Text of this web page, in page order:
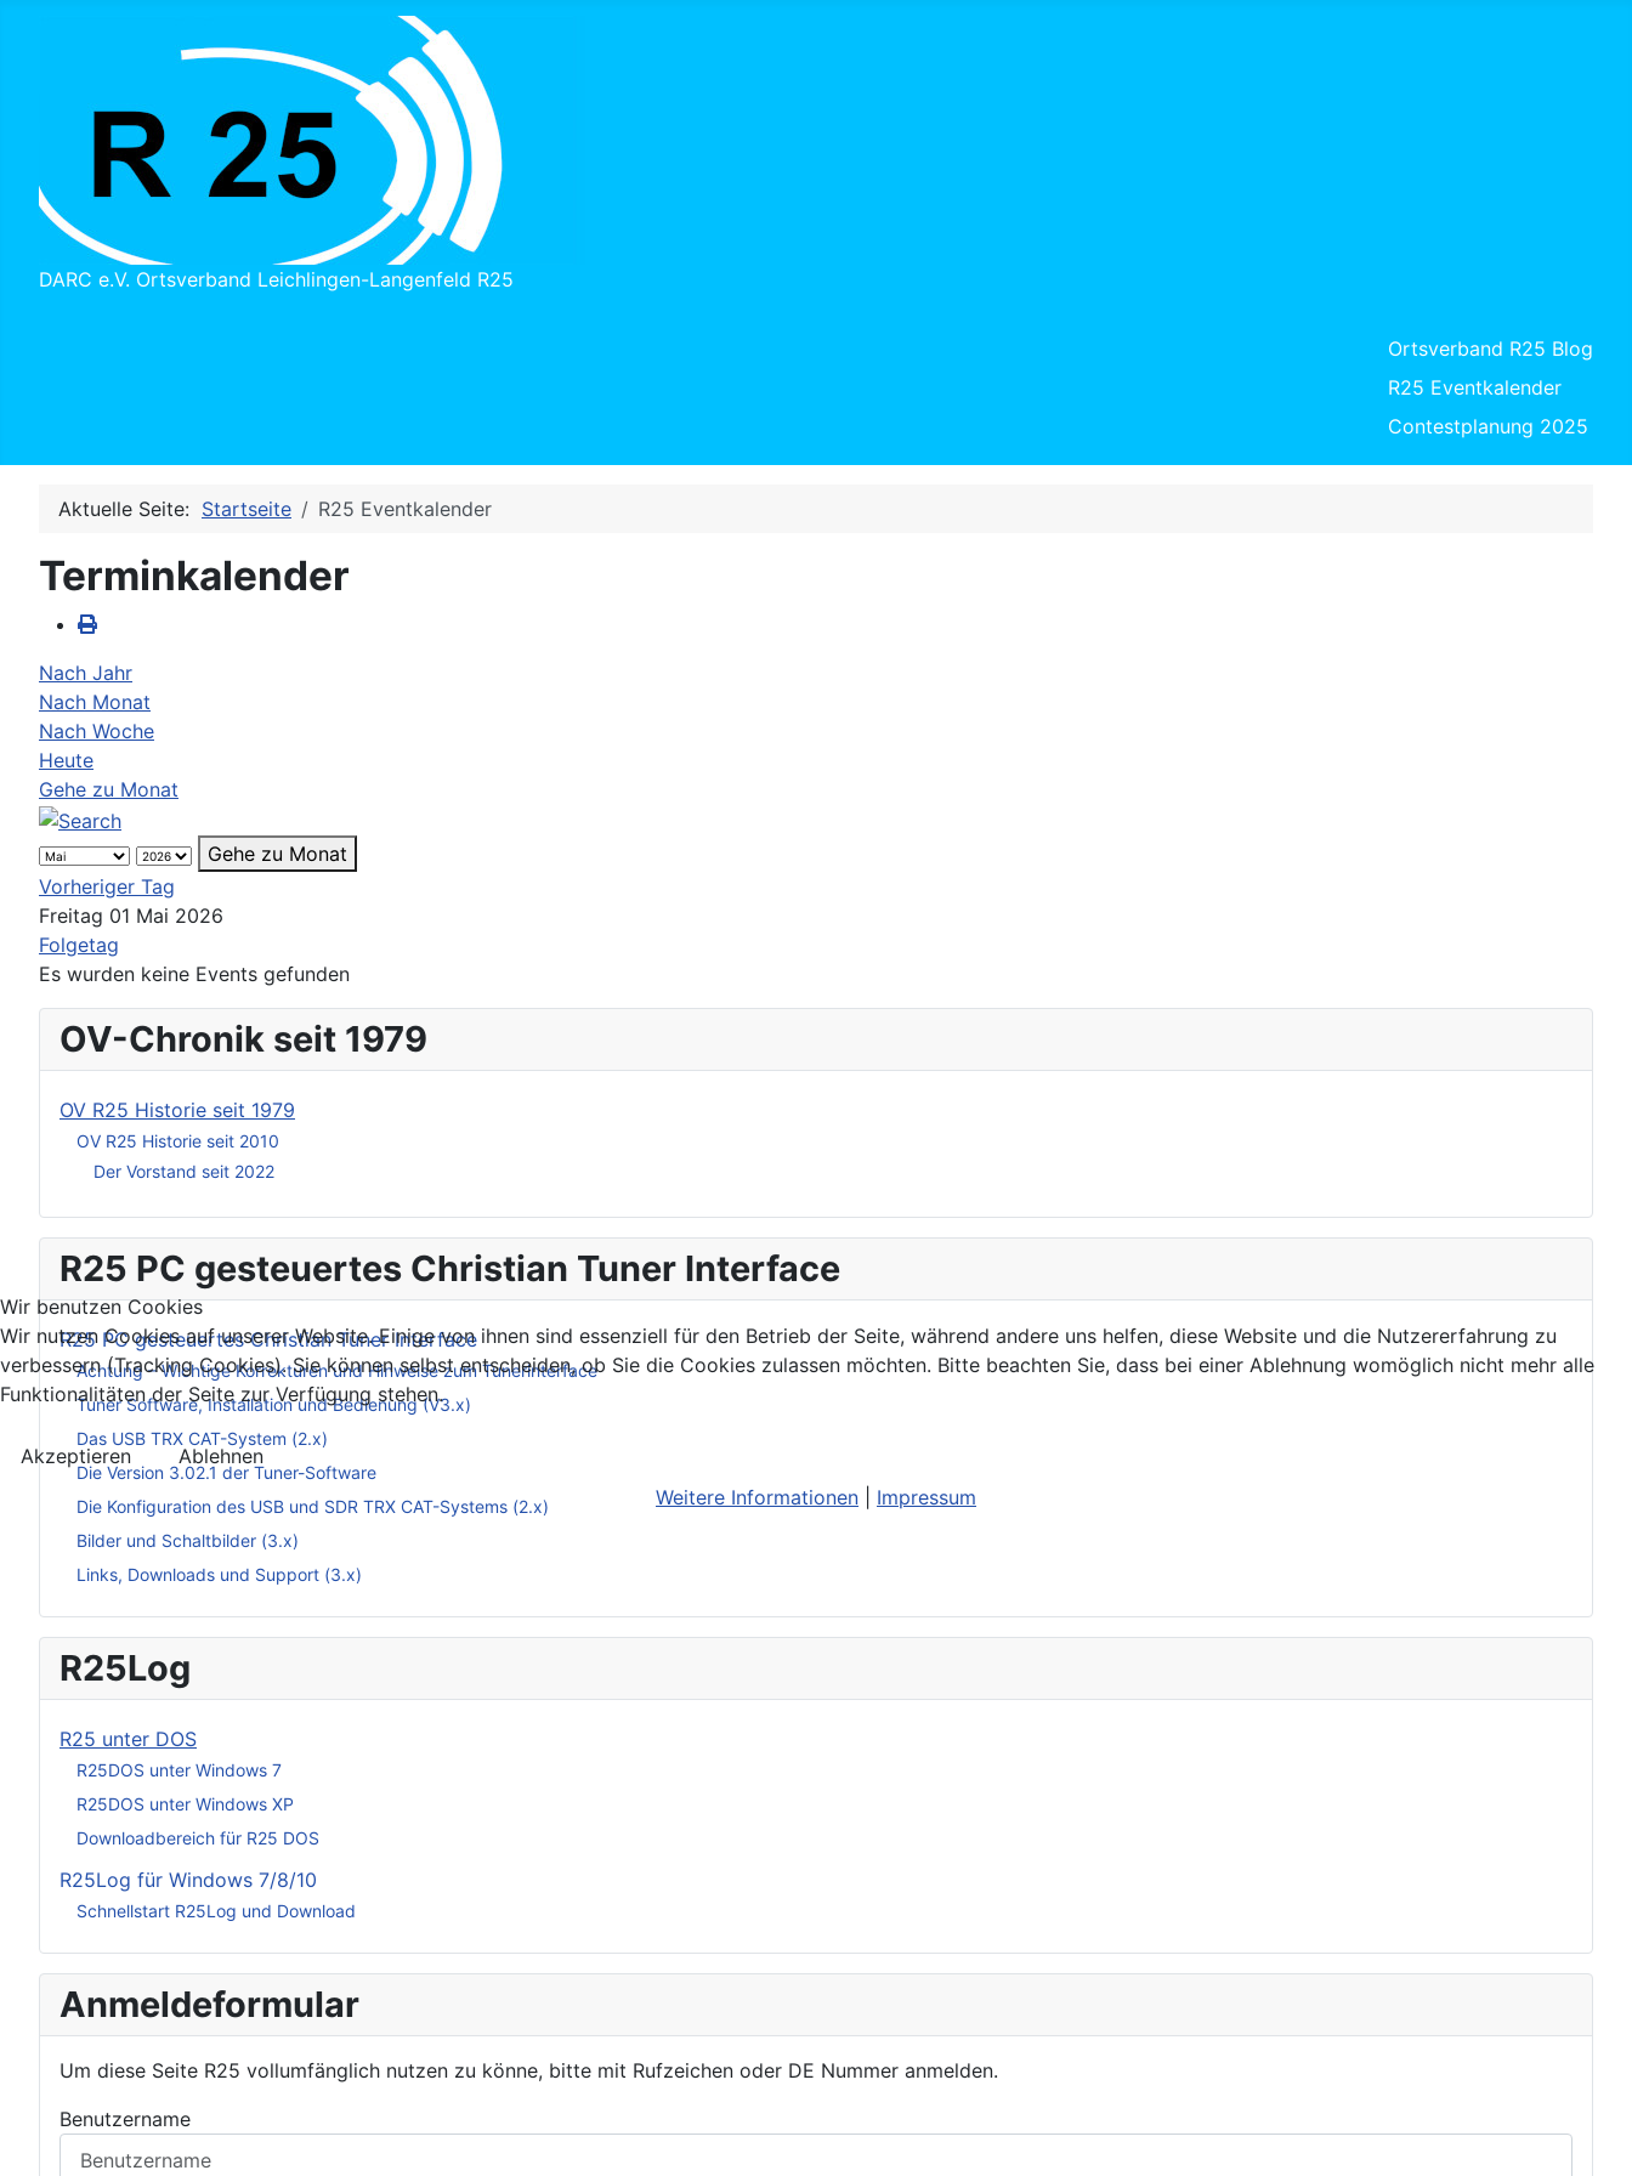
DARC e.V. Ortsverband Leichlingen-Langenfeld R25
Ortsverband R25 Blog
R25 Eventkalender
Contestplanung 2025
OV-Chronik seit 1979
OV R25 Historie seit 1979
OV R25 Historie seit 2010
Der Vorstand seit 2022
R25 PC gesteuertes Christian Tuner Interface
R25 PC gesteuertes Christian Tuner Interface
Achtung – Wichtige Korrekturen und Hinweise zum Tunerinterface
Tuner Software, Installation und Bedienung (V3.x)
Das USB TRX CAT-System (2.x)
Die Version 3.02.1 der Tuner-Software
Die Konfiguration des USB und SDR TRX CAT-Systems (2.x)
Bilder und Schaltbilder (3.x)
Links, Downloads und Support (3.x)
R25Log
R25 unter DOS
R25DOS unter Windows 7
R25DOS unter Windows XP
Downloadbereich für R25 DOS
R25Log für Windows 7/8/10
Schnellstart R25Log und Download
Anmeldeformular
Um diese Seite R25 vollumfänglich nutzen zu könne, bitte mit Rufzeichen oder DE Nummer anmelden.
Benutzername
Aktuelle Seite: Startseite R25 Eventkalender
Terminkalender
Nach Jahr
Nach Monat
Nach Woche
Heute
Gehe zu Monat
Gehe zu Monat
Vorheriger Tag
Freitag 01 Mai 2026
Folgetag
Es wurden keine Events gefunden
Wir benutzen Cookies
Wir nutzen Cookies auf unserer Website. Einige von ihnen sind essenziell für den Betrieb der Seite, während andere uns helfen, diese Website und die Nutzererfahrung zu
verbessern (Tracking Cookies). Sie können selbst entscheiden, ob Sie die Cookies zulassen möchten. Bitte beachten Sie, dass bei einer Ablehnung womöglich nicht mehr alle
Funktionalitäten der Seite zur Verfügung stehen.
Akzeptieren
Ablehnen
Weitere Informationen
Impressum